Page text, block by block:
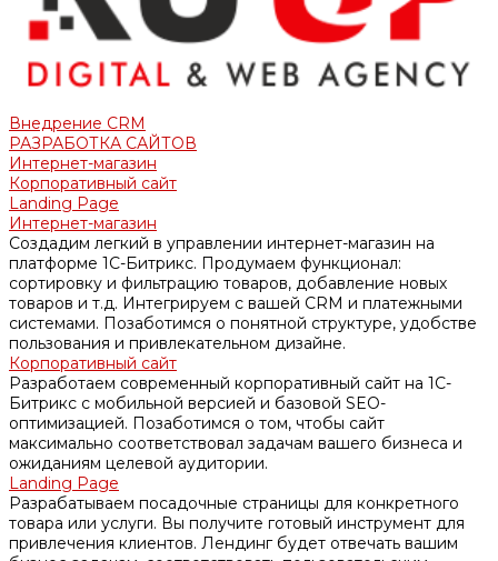
Внедрение CRM
РАЗРАБОТКА САЙТОВ
Интернет-магазин
Корпоративный сайт
Landing Page
Интернет-магазин
Создадим легкий в управлении интернет-магазин на
платформе 1С-Битрикс. Продумаем функционал:
сортировку и фильтрацию товаров, добавление новых
товаров и т.д. Интегрируем с вашей CRM и платежными
системами. Позаботимся о понятной структуре, удобстве
пользования и привлекательном дизайне.
Корпоративный сайт
Разработаем современный корпоративный сайт на 1С-
Битрикс с мобильной версией и базовой SEO-
оптимизацией. Позаботимся о том, чтобы сайт
максимально соответствовал задачам вашего бизнеса и
ожиданиям целевой аудитории.
Landing Page
Разрабатываем посадочные страницы для конкретного
товара или услуги. Вы получите готовый инструмент для
привлечения клиентов. Лендинг будет отвечать вашим